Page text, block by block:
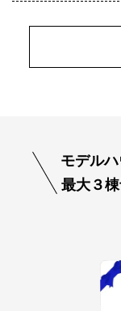
モデル
最大３